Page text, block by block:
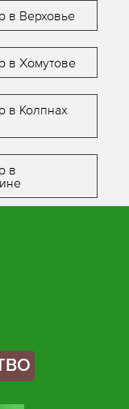
в Верховье
в Хомутове
в Колпнах
в